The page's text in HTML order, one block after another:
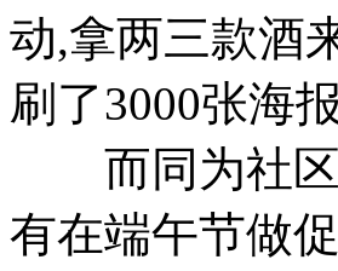
动,拿两三款酒
刷了3000张海
而同为社区
有在端午节做